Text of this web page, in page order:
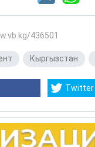
436501
Кыргызстан
Twitter